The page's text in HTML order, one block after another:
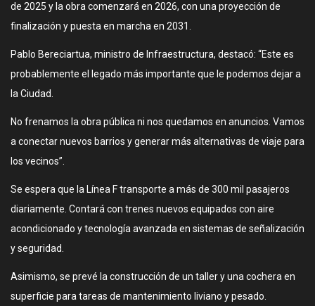
de 2025 y la obra comenzará en 2026, con una proyección de
finalización y puesta en marcha en 2031.
Pablo Bereciartua, ministro de Infraestructura, destacó: “Este es
probablemente el legado más importante que le podemos dejar a
la Ciudad.
No frenamos la obra pública ni nos quedamos en anuncios. Vamos
a conectar nuevos barrios y generar más alternativas de viaje para
los vecinos”.
Se espera que la Línea F transporte a más de 300 mil pasajeros
diariamente. Contará con trenes nuevos equipados con aire
acondicionado y tecnología avanzada en sistemas de señalización
y seguridad.
Asimismo, se prevé la construcción de un taller y una cochera en
superficie para tareas de mantenimiento liviano y pesado.